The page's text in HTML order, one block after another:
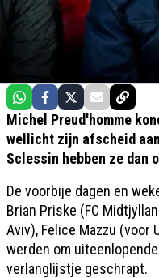
Michel Preud'homme
wellicht zijn afscheid
Sclessin hebben ze dan
De voorbije dagen en
Brian Priske (FC
Aviv), Felice Mazzu (voor
werden om
verlanglijstje geschrapt.